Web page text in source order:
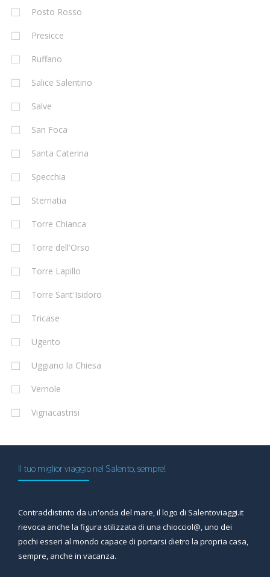
Posto Rosso
Presicce
Ruffano
Salice Salentino
Salve
San Foca
Santa Caterina
Specchia
Sternatia
Torre Chianca
Torre dell'Orso
Torre Lapillo
Torre Sant'Isidoro
Tricase
Ugento
Uggiano la Chiesa
Vernole
Vignacastrisi
Il tuo miglior viaggio nel Salento, sempre!
Contraddistinto da un'onda del mare, il logo di Salentoviaggi.it
rievoca anche la figura stilizzata di una chiocciol@, uno dei
pochi esseri al mondo capace di portarsi dietro la propria casa,
sempre, anche in vacanza.